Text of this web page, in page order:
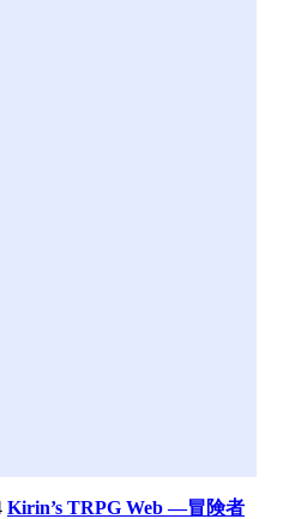
Kirin’s TRPG Web ―冒険者